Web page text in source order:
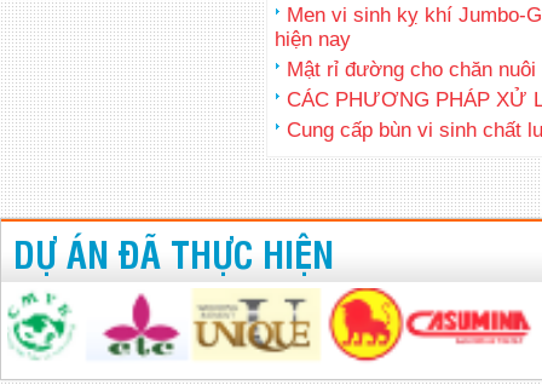
Men vi sinh kỵ khí Jumbo-
hiện nay
Mật rỉ đường cho chăn
CÁC PHƯƠNG PHÁP XỬ
Cung cấp bùn vi sinh chất
DỰ ÁN ĐÃ THỰC HIỆN